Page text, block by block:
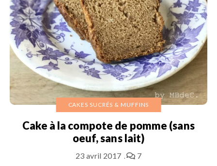
CAKES SUCRÉS & MUFFINS
Cake à la compote de pomme (sans
oeuf, sans lait)
23 avril 2017 7